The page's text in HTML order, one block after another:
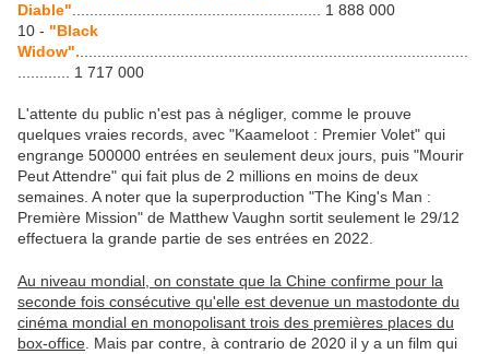
Diable" ......................................................... 1 888 000
10 - "Black
Widow".
............ 1 717 000
L'attente du public n'est pas à négliger, comme le prouve
quelques vraies records, avec "Kaameloot : Premier Volet" qui
engrange 500000 entrées en seulement deux jours, puis "Mourir
Peut Attendre" qui fait plus de 2 millions en moins de deux
semaines. A noter que la superproduction "The King's Man :
Première Mission" de Matthew Vaughn sortit seulement le 29/12
effectuera la grande partie de ses entrées en 2022.
Au niveau mondial, on constate que la Chine confirme pour la
seconde fois consécutive qu'elle est devenue un mastodonte du
cinéma mondial en monopolisant trois des premières places du
box-office . Mais par contre, à contrario de 2020 il y a un film qui